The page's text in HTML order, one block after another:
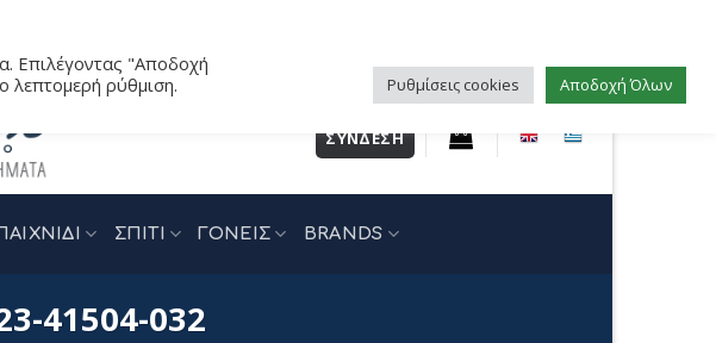
ΣΎΝΔΕΣΗ
ΣΠΙΤΙ ΓΟΝΕΙΣ BRANDS
41504-032
Επιλέγοντας "Αποδοχή
λεπτομερή ρύθμιση.
Ρυθμίσεις cookies Αποδοχή Όλων